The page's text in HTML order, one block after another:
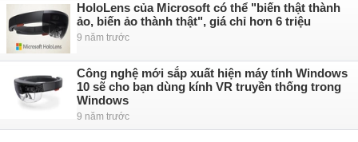
HoloLens của Microsoft có thể "biến thật thành
ảo, biến ảo thành thật", giá chỉ hơn 6 triệu
9 năm trước
Công nghệ mới sắp xuất hiện máy tính Windows
10 sẽ cho bạn dùng kính VR truyền thống trong
Windows
9 năm trước